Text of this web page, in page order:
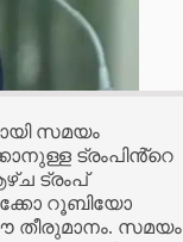
സമയം
ട്രംപിൻ്റെ
ട്രംപ്
റൂബിയോ
തീരുമാനം. സമയം